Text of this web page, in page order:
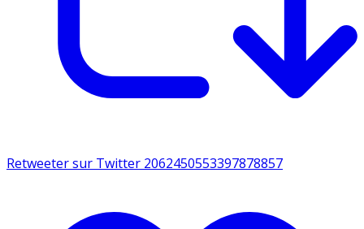
Retweeter sur Twitter 2062450553397878857